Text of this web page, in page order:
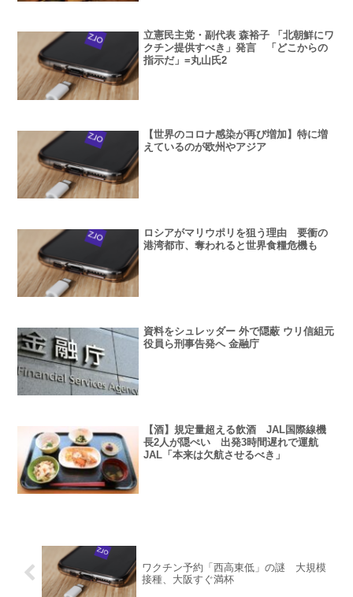
立憲民主党・副代表 森裕子 「北朝鮮にワ
クチン提供すべき」発言 「どこからの
指示だ」=丸山氏2
【世界のコロナ感染が再び増加】特に増
えているのが欧州やアジア
ロシアがマリウポリを狙う理由 要衝の
港湾都市、奪われると世界食糧危機も
資料をシュレッダー 外で隠蔽 ウリ信組元
役員ら刑事告発へ 金融庁
【酒】規定量超える飲酒 JAL国際線機
長2人が隠ぺい 出発3時間遅れで運航
JAL「本来は欠航させるべき」
ワクチン予約「西高東低」の謎 大規模
接種、大阪すぐ満杯